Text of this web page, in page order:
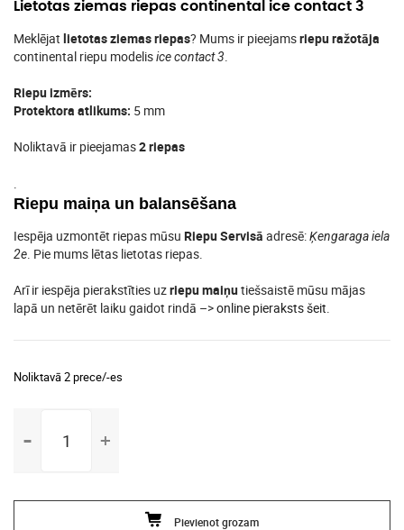
Lietotas ziemas riepas continental ice contact 3
Meklējat lietotas ziemas riepas? Mums ir pieejamsriepu ražotāja
continental riepu modelisice contact 3.
Riepu izmērs:
Protektora atlikums: 5 mm
Noliktavā ir pieejamas2 riepas
.
Riepu maiņa un balansēšana
Iespēja uzmontēt riepas mūsu Riepu Servisā adresē:Ķengaraga iela
2e. Pie mums lētas lietotas riepas.
Arī ir iespēja pierakstīties uzriepu maiņutiešsaistē mūsu mājas
lapā un netērēt laiku gaidot rindā –>online pieraksts šeit.
Noliktavā 2 prece/-es
R16
contact
Pievienot grozam